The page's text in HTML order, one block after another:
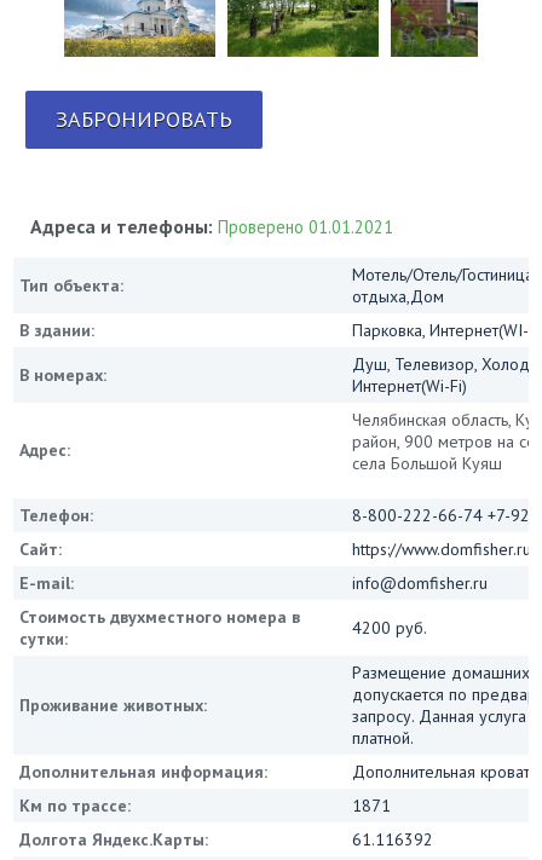
ЗАБРОНИРОВАТЬ
Адреса и телефоны:Проверено 01.01.2021
Тип объекта:
Мотель/Отель/
отдыха,Дом
В здании:
Парковка, Интернет(WI-
В номерах:
Душ, Телевизор,
Интернет(Wi-Fi)
Адрес:
Челябинская область,
район, 900 метров на
села Большой Куяш
Телефон:
8-800-222-66-74 +7-
Сайт:
https://www.domfisher.ru/
E-mail:
info@domfisher.ru
Стоимость двухместного номера в
сутки:
4200 руб.
Проживание животных:
Размещение домашних
допускается по
запросу. Данная услуга
платной.
Дополнительная информация:
Дополнительная
Км по трассе:
1871
Долгота Яндекс.Карты:
61.116392